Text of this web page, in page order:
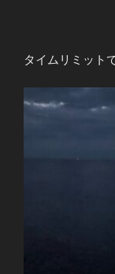
タイムリミット